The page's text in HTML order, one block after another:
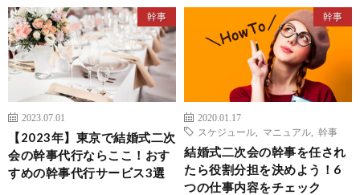
幹事
2023.07.01
【2023年】東京で結婚式二次
会の幹事代行ならここ！おす
すめの幹事代行サービス3選
幹事
2020.01.17
スケジュール
マニュアル 幹事
結婚式二次会の幹事を任され
たら役割分担を決めよう！6
つの仕事内容をチェック